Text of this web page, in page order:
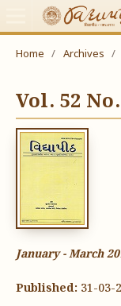
Home / Archives /
Vol. 52
January - March
Published: 31-03-